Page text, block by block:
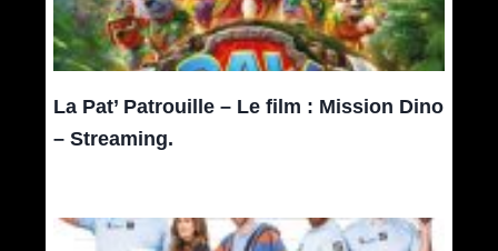
La Pat’ Patrouille – Le film : Mission Dino
– Streaming.